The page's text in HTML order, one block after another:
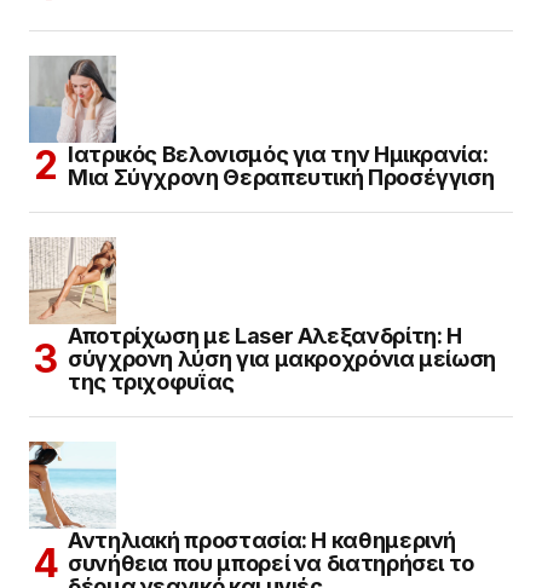
Ιατρικός Βελονισμός για την Ημικρανία:
Μια Σύγχρονη Θεραπευτική Προσέγγιση
Αποτρίχωση με Laser Αλεξανδρίτη: Η
σύγχρονη λύση για μακροχρόνια μείωση
της τριχοφυΐας
Αντηλιακή προστασία: Η καθημερινή
συνήθεια που μπορεί να διατηρήσει το